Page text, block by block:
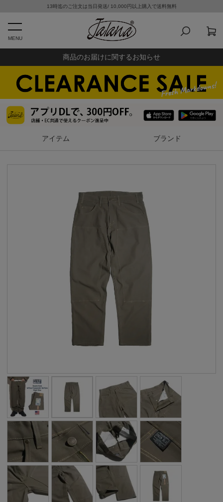
13時迄のご注文は当日発送/ 10,000円以上購入で送料無料
MENU
商品のお届けに関するお知らせ
アイテム ブランド